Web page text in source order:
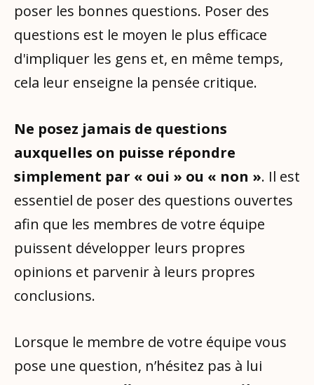
poser les bonnes questions. Poser des
questions est le moyen le plus efficace
d'impliquer les gens et, en même temps,
cela leur enseigne la pensée critique.
Ne posez jamais de questions
auxquelles on puisse répondre
simplement par « oui » ou « non ». Il est
essentiel de poser des questions ouvertes
afin que les membres de votre équipe
puissent développer leurs propres
opinions et parvenir à leurs propres
conclusions.
Lorsque le membre de votre équipe vous
pose une question, n’hésitez pas à lui